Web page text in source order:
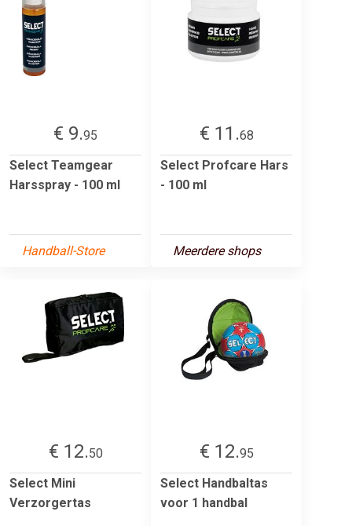
€ 9.95
Select Teamgear
Harsspray - 100 ml
Handball-Store
€ 11.68
Select Profcare Hars
- 100 ml
Meerdere shops
€ 12.50
Select Mini
Verzorgertas
€ 12.95
Select Handbaltas
voor 1 handbal